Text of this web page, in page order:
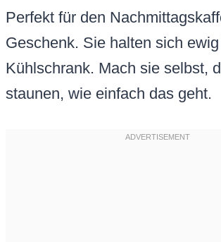
Perfekt für den
Geschenk. Sie halten sich
Kühlschrank. Mach sie selbst,
staunen, wie einfach das geht.